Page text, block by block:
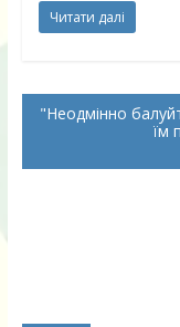
Читати далі
Неодмінно
їм